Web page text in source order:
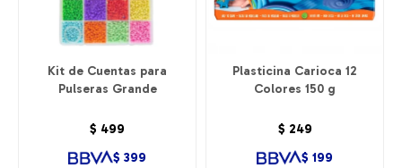
Kit de Cuentas para
Pulseras Grande
$ 499
$ 399
Plasticina Carioca 12
Colores 150 g
$ 249
$ 199